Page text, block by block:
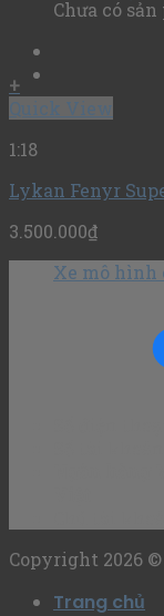
Chưa có
+
Quick View
1:18
Lykan Fenyr
3.500.000₫
Xe mô hình
Copyright 2026 ©
Trang chủ